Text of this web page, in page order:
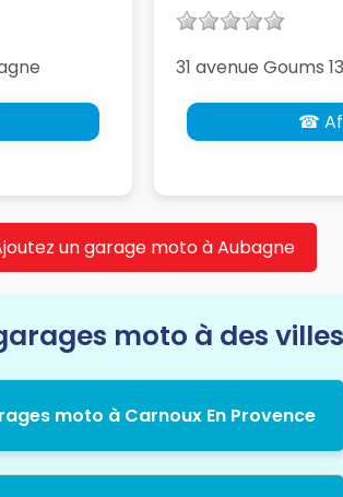
31 avenue Goums
☎
un garage moto à Aubagne
moto à des
moto à Carnoux En Provence